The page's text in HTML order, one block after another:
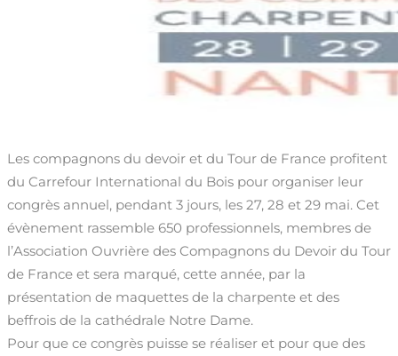
Les compagnons du devoir et du Tour de France profitent
du Carrefour International du Bois pour organiser leur
congrès annuel, pendant 3 jours, les 27, 28 et 29 mai. Cet
évènement rassemble 650 professionnels, membres de
l’Association Ouvrière des Compagnons du Devoir du Tour
de France et sera marqué, cette année, par la
présentation de maquettes de la charpente et des
beffrois de la cathédrale Notre Dame.
Pour que ce congrès puisse se réaliser et pour que des